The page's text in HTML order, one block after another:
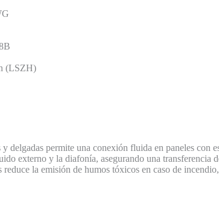
(LSZH)
y delgadas permite una conexión fluida en paneles con
externo y la diafonía, asegurando una transferencia
la emisión de humos tóxicos en caso de